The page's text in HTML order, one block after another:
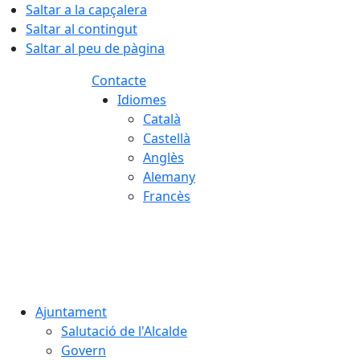
Saltar a la capçalera
Saltar al contingut
Saltar al peu de pàgina
Contacte
Idiomes
Català
Castellà
Anglès
Alemany
Francès
Ajuntament
Salutació de l'Alcalde
Govern